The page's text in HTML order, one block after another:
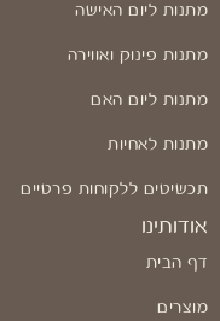
מתנות ליום האישה
מתנות פינוק ואווירה
מתנות ליום האם
מתנות לאחיות
תכשיטים ללקוחות פרטיים
אודותינו
דף הבית
מוצרים